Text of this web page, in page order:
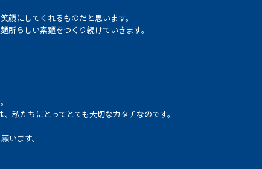
にしてくれるものだと思います。
らしい素麺をつくり続けていきます。
私たちにとってとても大切なカタチなのです。
います。